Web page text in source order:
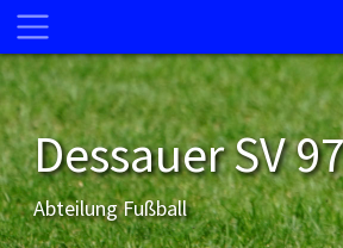
Dessauer SV
Abteilung Fußball